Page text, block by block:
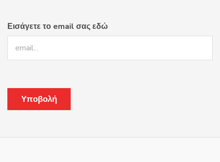
Εισάγετε το email σας εδώ